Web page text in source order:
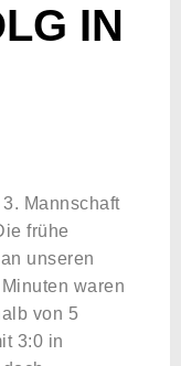
IN
Mannschaft
frühe
unseren
waren
von 5
3:0 in